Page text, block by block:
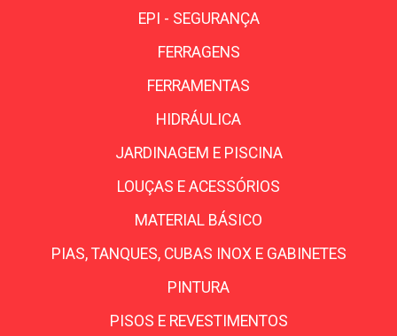
EPI - SEGURANÇA
FERRAGENS
FERRAMENTAS
HIDRÁULICA
JARDINAGEM E PISCINA
LOUÇAS E ACESSÓRIOS
MATERIAL BÁSICO
PIAS, TANQUES, CUBAS INOX E GABINETES
PINTURA
PISOS E REVESTIMENTOS